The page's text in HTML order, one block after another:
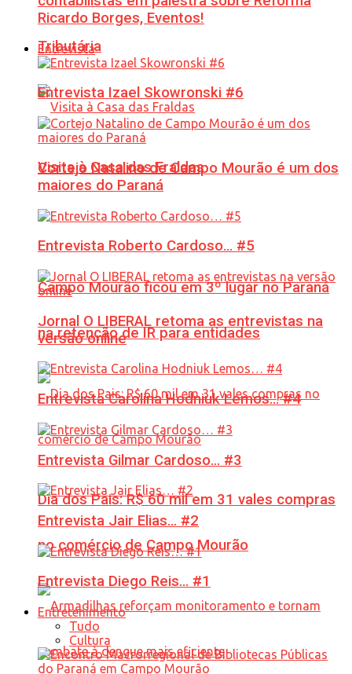
Tributária
Visita à Casa das Fraldas
Campo Mourão ficou em 3º lugar no Paraná
na retenção de IR para entidades
Dia dos Pais: R$ 60 mil em 31 vales compras
no comércio de Campo Mourão
Ricardo Borges, Eventos!
Entrevista
Entrevista Izael Skowronski #6
Cortejo Natalino de Campo Mourão é um dos
maiores do Paraná
Entrevista Roberto Cardoso… #5
Jornal O LIBERAL retoma as entrevistas na
versão online
Entrevista Carolina Hodniuk Lemos… #4
Entrevista Gilmar Cardoso… #3
Entrevista Jair Elias… #2
Entrevista Diego Reis… #1
Entretenimento
Tudo
Cultura